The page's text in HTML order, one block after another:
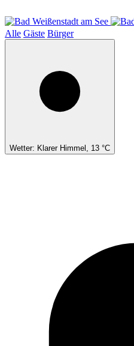
zum
Inhalt
Alle Gäste Bürger
Wetter: Klarer Himmel, 13 °C